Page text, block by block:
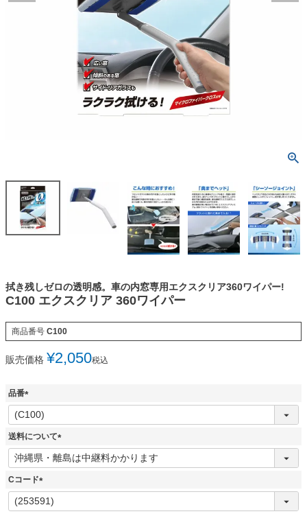
拭き残しゼロの透明感。車の内窓専用エクスクリア360ワイパー!
C100 エクスクリア 360ワイパー
商品番号 C100
販売価格 ¥2,050税込
品番
(
必
須
送料について
(
必
Cコード
(
必